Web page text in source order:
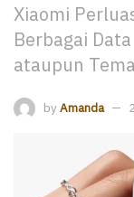
Xiaomi
Berbagai
ataupun
by Amanda